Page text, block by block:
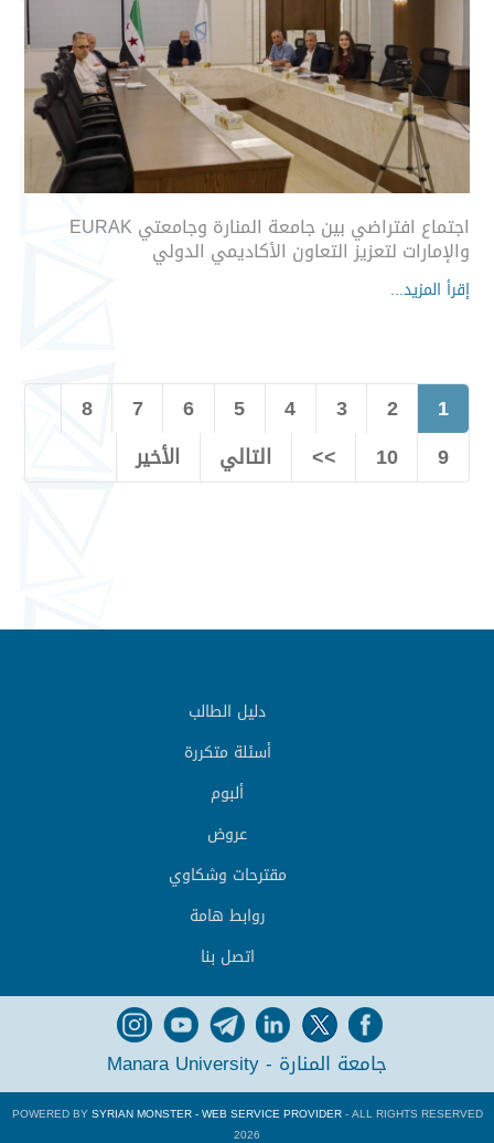
اجتماع افتراضي بين جامعة المنارة وجامعتي EURAK
والإمارات لتعزيز التعاون الأكاديمي الدولي
إقرأ المزيد...
1
2
3
4
5
6
7
8
9
10
>> التالي الأخير
دليل الطالب
أسئلة متكررة
ألبوم
عروض
مقترحات وشكاوي
روابط هامة
اتصل بنا
جامعة المنارة - Manara University
POWERED BYSYRIAN MONSTER - WEB SERVICE PROVIDER- ALL RIGHTS RESERVED
2026